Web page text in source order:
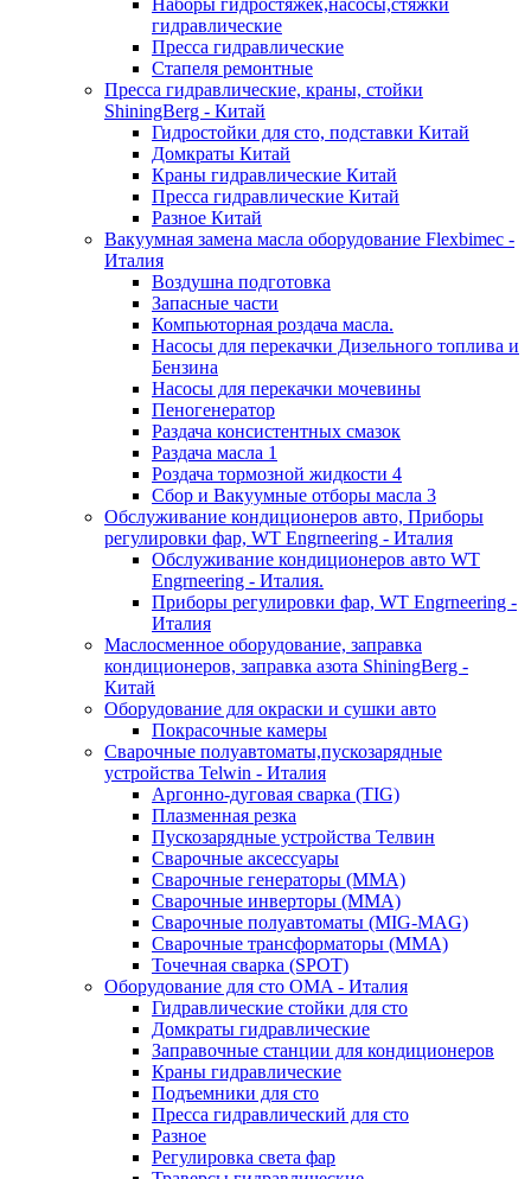
Наборы гидростяжек,насосы,стяжки
гидравлические
Пресса гидравлические
Стапеля ремонтные
Пресса гидравлические, краны, стойки
ShiningBerg - Китай
Гидростойки для сто, подставки Китай
Домкраты Китай
Краны гидравлические Китай
Пресса гидравлические Китай
Разное Китай
Вакуумная замена масла оборудование Flexbimeс -
Италия
Воздушна подготовка
Запасные части
Компьюторная роздача масла.
Насосы для перекачки Дизельного топлива и
Бензина
Насосы для перекачки мочевины
Пеногенератор
Раздача консистентных смазок
Раздача масла 1
Роздача тормозной жидкости 4
Сбор и Вакуумные отборы масла 3
Обслуживание кондиционеров авто, Приборы
регулировки фар, WT Engrneering - Италия
Обслуживание кондиционеров авто WT
Engrneering - Италия.
Приборы регулировки фар, WT Engrneering -
Италия
Маслосменное оборудование, заправка
кондиционеров, заправка азота ShiningBerg -
Китай
Оборудование для окраски и сушки авто
Покрасочные камеры
Сварочные полуавтоматы,пускозарядные
устройства Telwin - Италия
Аргонно-дуговая сварка (TIG)
Плазменная резка
Пускозарядные устройства Телвин
Сварочные аксессуары
Сварочные генераторы (MMA)
Сварочные инверторы (MMA)
Сварочные полуавтоматы (MIG-MAG)
Сварочные трансформаторы (MMA)
Точечная сварка (SPOT)
Оборудование для сто OMA - Италия
Гидравлические стойки для сто
Домкраты гидравлические
Заправочные станции для кондиционеров
Краны гидравлические
Подъемники для сто
Пресса гидравлический для сто
Разное
Регулировка света фар